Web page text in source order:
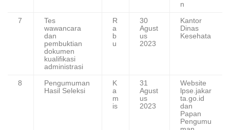
n
7
Tes
wawancara
dan
pembuktian
dokumen
kualifikasi
administrasi
R
a
b
u
30
Agust
us
2023
Kantor
Dinas
Kesehata
8
Pengumuman
Hasil Seleksi
K
a
m
is
31
Agust
us
2023
Website
lpse.jakar
ta.go.id
dan
Papan
Pengumu